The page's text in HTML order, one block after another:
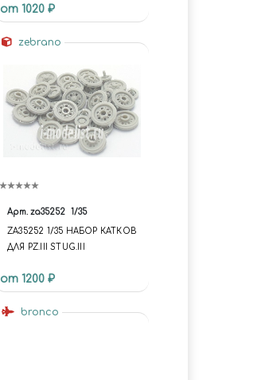
MOD.1962
от 1020 ₽
zebrano
Арт. za35252 1/35
ZA35252 1/35 НАБОР КАТКОВ
ДЛЯ PZ.III STUG.III
от 1200 ₽
bronco